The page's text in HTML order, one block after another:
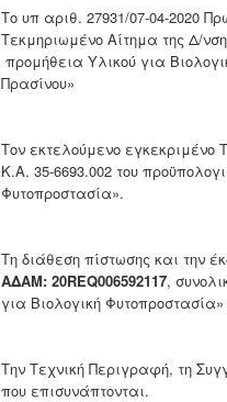
Το υπ αριθ. 27931/07-04-2020
Τεκμηριωμένο Αίτημα της Δ/
προμήθεια Υλικού για
Πρασίνου»
Τον εκτελούμενο εγκεκριμένο
Κ.Α. 35-6693.002 του
Φυτοπροστασία».
Τη διάθεση πίστωσης και την
ΑΔΑΜ: 20REQ006592117,
για Βιολογική
Την Τεχνική Περιγραφή, τη
που επισυνάπτονται.